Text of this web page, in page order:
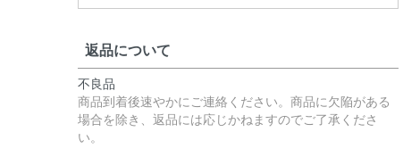
返品について
不良品
商品到着後速やかにご連絡ください。商品に欠陥がある
場合を除き、返品には応じかねますのでご了承くださ
い。